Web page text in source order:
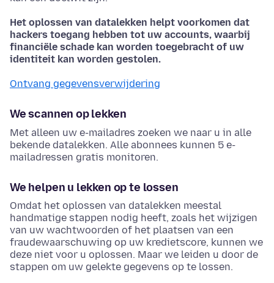
Het oplossen van datalekken helpt voorkomen dat
hackers toegang hebben tot uw accounts, waarbij
financiële schade kan worden toegebracht of uw
identiteit kan worden gestolen.
Ontvang gegevensverwijdering
We scannen op lekken
Met alleen uw e-mailadres zoeken we naar u in alle
bekende datalekken. Alle abonnees kunnen 5 e-
mailadressen gratis monitoren.
We helpen u lekken op te lossen
Omdat het oplossen van datalekken meestal
handmatige stappen nodig heeft, zoals het wijzigen
van uw wachtwoorden of het plaatsen van een
fraudewaarschuwing op uw kredietscore, kunnen we
deze niet voor u oplossen. Maar we leiden u door de
stappen om uw gelekte gegevens op te lossen.